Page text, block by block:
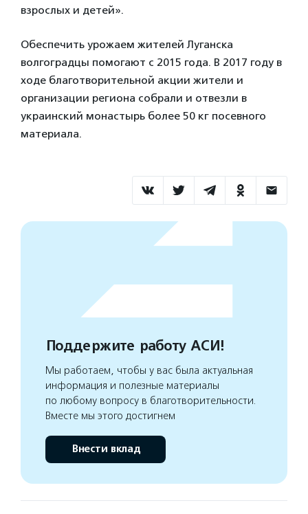
взрослых и детей».
Обеспечить урожаем жителей Луганска
волгоградцы помогают с 2015 года. В 2017 году в
ходе благотворительной акции жители и
организации региона собрали и отвезли в
украинский монастырь более 50 кг посевного
материала.
Поддержите работу АСИ!
Мы работаем, чтобы у вас была актуальная
информация и полезные материалы
по любому вопросу в благотворительности.
Вместе мы этого достигнем
Внести вклад